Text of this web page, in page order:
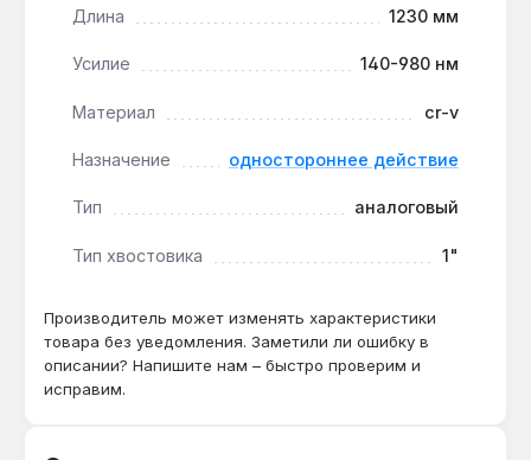
установить нужное значение на шкале.
ванадиевая сталь выдерживает высокие
продлевает срок службы инструмента в
условиях мастерской.
операций: правосторонняя резьба подходит
сборки оборудования до обслуживания
Ключ применяется в сервисных центрах, на СТО и
производственных линиях, где требуется
Длина 1230 мм
Усилие 140-980 нм
Материал cr-v
Назначение одностороннее действие
Тип аналоговый
Тип хвостовика 1"
Производитель может изменять характеристики
товара без уведомления. Заметили ли ошибку в
описании? Напишите нам – быстро проверим и
исправим.